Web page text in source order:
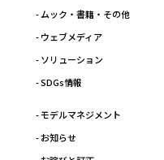
- ムック・書籍・その他
- ウェブメディア
- ソリューション
- SDGs情報
- モデルマネジメント
- お知らせ